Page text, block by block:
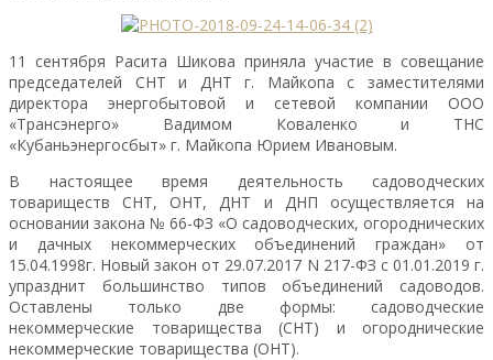
11 сентября Расита Шикова приняла участие в совещание
председателей СНТ и ДНТ г. Майкопа с заместителями
директора энергобытовой и сетевой компании ООО
«Трансэнерго» Вадимом Коваленко и ТНС
«Кубаньэнергосбыт» г. Майкопа Юрием Ивановым.
В настоящее время деятельность садоводческих
товариществ СНТ, ОНТ, ДНТ и ДНП осуществляется на
основании закона № 66-ФЗ «О садоводческих, огороднических
и дачных некоммерческих объединений граждан» от
15.04.1998г. Новый закон от 29.07.2017 N 217-ФЗ с 01.01.2019 г.
упразднит большинство типов объединений садоводов.
Оставлены только две формы: садоводческие
некоммерческие товарищества (СНТ) и огороднические
некоммерческие товарищества (ОНТ).